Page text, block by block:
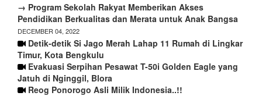
→ Program Sekolah Rakyat Memberikan Akses
Pendidikan Berkualitas dan Merata untuk Anak Bangsa
DECEMBER 04, 2022
Detik-detik Si Jago Merah Lahap 11 Rumah di Lingkar
Timur, Kota Bengkulu
Evakuasi Serpihan Pesawat T-50i Golden Eagle yang
Jatuh di Nginggil, Blora
Reog Ponorogo Asli Milik Indonesia..!!